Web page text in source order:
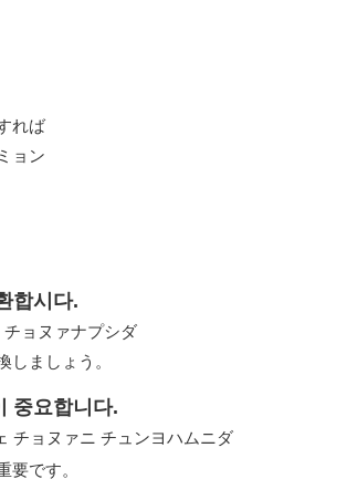
れば
ョン
합시다.
ョヌァナプシダ
しましょう。
중요합니다.
チョヌァニ チュンヨハムニダ
要です。